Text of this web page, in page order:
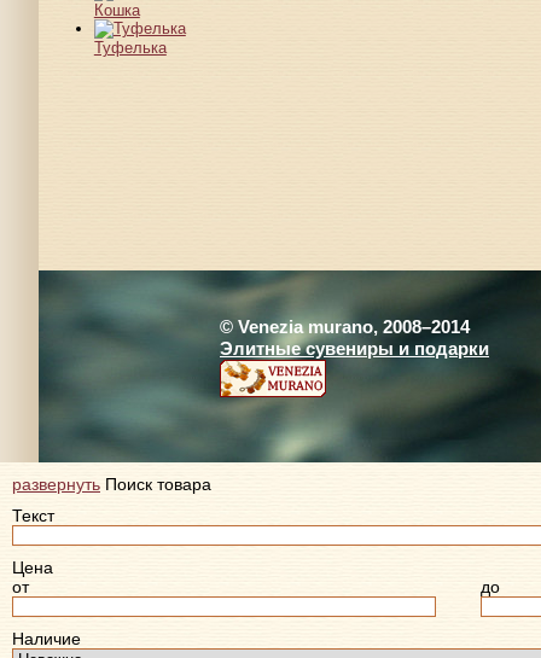
Кошка
Туфелька
© Venezia murano, 2008–2014
Элитные сувениры и подарки
развернуть Поиск товара
Текст
Цена
от
до
Наличие